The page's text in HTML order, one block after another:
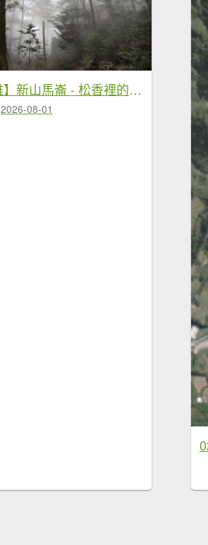
【谷關七雄】新山馬崙 - 松香裡的時光迴廊：聽山林講述歲月的故事
2026-08-01